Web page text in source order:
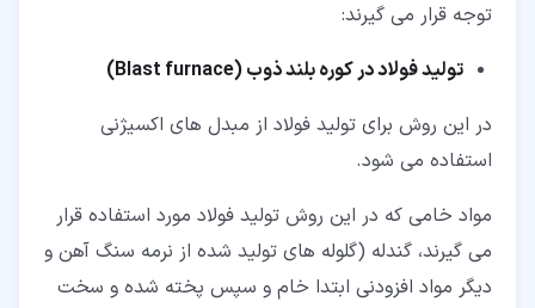
توجه قرار می گیرند:
تولید فولاد در کوره بلند ذوب (Blast furnace)
در این روش برای تولید فولاد از مبدل های اکسیژنی
استفاده می شود.
مواد خامی که در این روش تولید فولاد مورد استفاده قرار
می گیرند، گندله (گلوله های تولید شده از نرمه سنگ آهن و
دیگر مواد افزودنی ابتدا خام و سپس پخته شده و سخت